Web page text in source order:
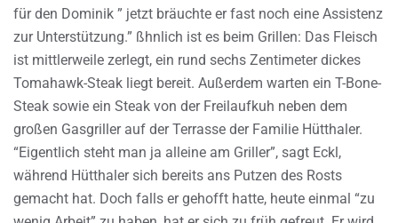
für den Dominik ” jetzt bräuchte er fast noch eine Assistenz
zur Unterstützung.” ßhnlich ist es beim Grillen: Das Fleisch
ist mittlerweile zerlegt, ein rund sechs Zentimeter dickes
Tomahawk-Steak liegt bereit. Außerdem warten ein T-Bone-
Steak sowie ein Steak von der Freilaufkuh neben dem
großen Gasgriller auf der Terrasse der Familie Hütthaler.
“Eigentlich steht man ja alleine am Griller”, sagt Eckl,
während Hütthaler sich bereits ans Putzen des Rosts
gemacht hat. Doch falls er gehofft hatte, heute einmal “zu